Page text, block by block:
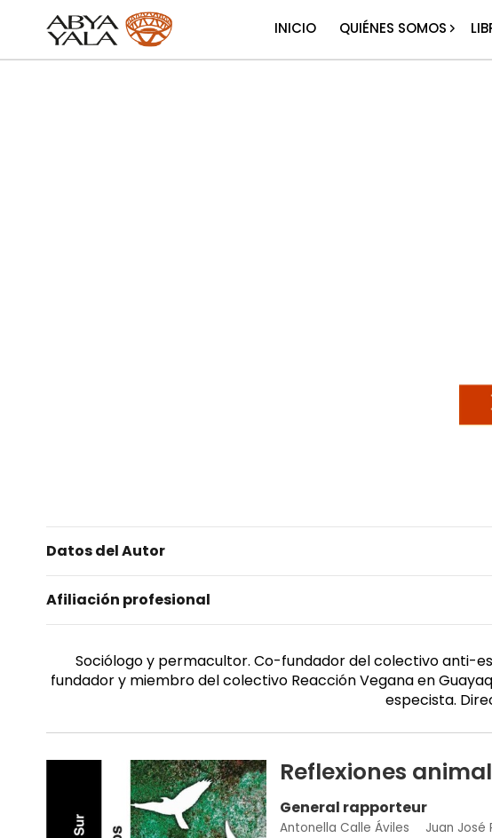
INICIO QUIÉNES SOMOS
Datos del Autor
Afiliación profesional
Sociólogo y permacultor. Co-fundador del colectivo anti-
fundador y miembro del colectivo Reacción Vegana en
especista.
Reflexiones
General rapporteur
Antonella Calle Áviles Juan José